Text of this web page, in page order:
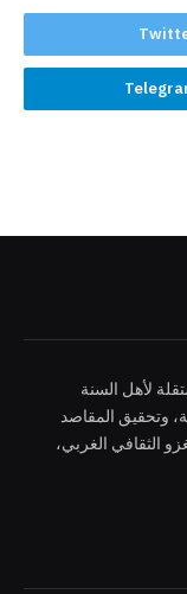
لأهل السنة
وتحقيق المقاصد
الثقافي الغربي،